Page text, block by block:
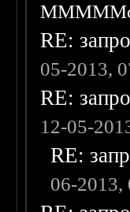
RE:
05-2013,
RE:
12-05-
RE:
06-2013,